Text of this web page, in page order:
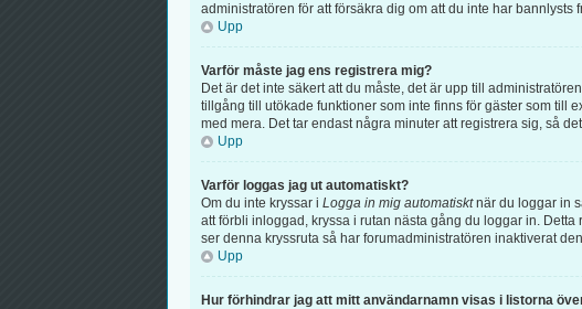
administratören för att försäkra dig om att du inte har
Upp
Varför måste jag ens registrera mig?
Det är det inte säkert att du måste, det är upp till
tillgång till utökade funktioner som inte finns för gäster som till
med mera. Det tar endast några minuter att registrera sig, så
Upp
Varför loggas jag ut automatiskt?
Om du inte kryssar i Logga in mig automatisktnär du loggar in
att förbli inloggad, kryssa i rutan nästa gång du loggar in.
ser denna kryssruta så har forumadministratören inaktiverat
Upp
Hur förhindrar jag att mitt användarnamn visas i listorna